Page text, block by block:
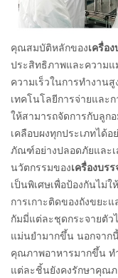
คุณสมบัติหลักของเครื่อ
ประสิทธิภาพและความ
ความเร็วในการทำงาน
เทคโนโลยีการจ่ายและ
ให้สามารถจัดการกับลูก
เคลือบผงทุกประเภทได้
ภัณฑ์อย่างปลอดภัยและเ
นวัตกรรมของเครื่องบร
เป็นพิเศษเพื่อป้องกันไม่
การเกาะติดของถังขยะ
กัมมี่แต่ละชุดกระจายตั
แม่นยำมากขึ้น นอกจาก
คุณภาพอาหารมากขึ้น ท
แต่ละชิ้นยังคงรักษาคุณ